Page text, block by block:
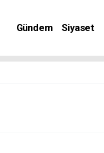
Gündem Siyaset